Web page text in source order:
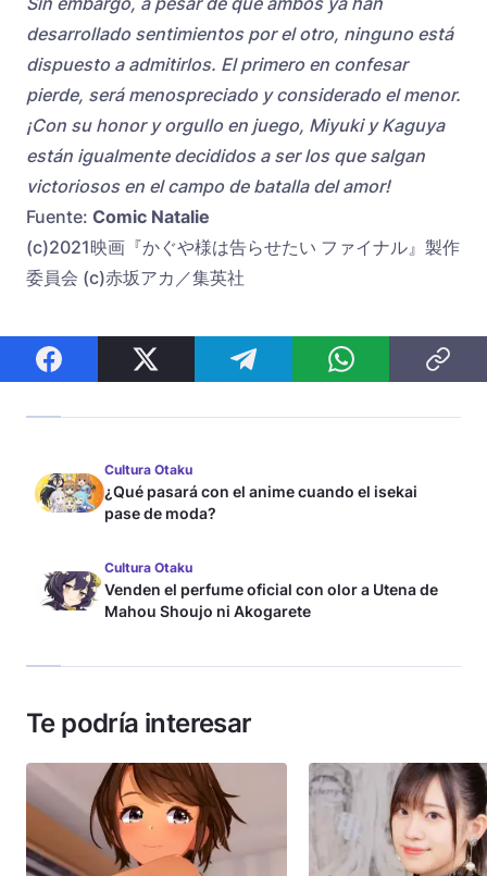
desarrollado sentimientos por el otro, ninguno está
dispuesto a admitirlos. El primero en confesar
pierde, será menospreciado y considerado el menor.
¡Con su honor y orgullo en juego, Miyuki y Kaguya
están igualmente decididos a ser los que salgan
victoriosos en el campo de batalla del amor!
Fuente: Comic Natalie
(c)2021映画『かぐや様は告らせたい ファイナル』製作
委員会 (c)赤坂アカ／集英社
Cultura Otaku
¿Qué pasará con el anime cuando el isekai
pase de moda?
Cultura Otaku
Venden el perfume oficial con olor a Utena de
Mahou Shoujo ni Akogarete
Te podría interesar